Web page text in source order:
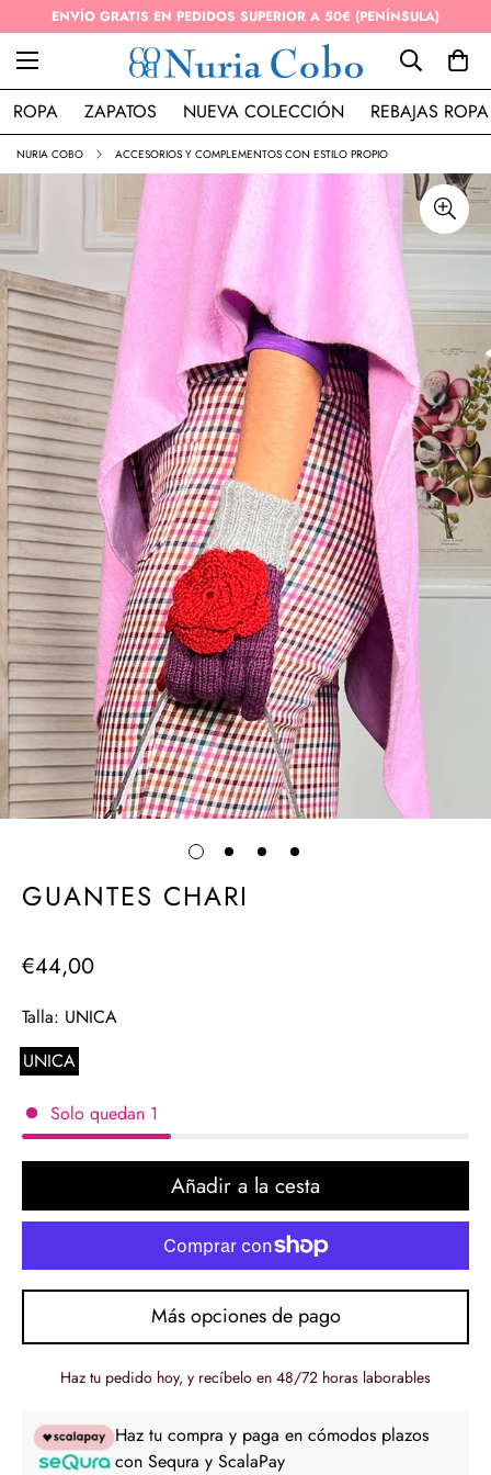
ENVÍO GRATIS EN PEDIDOS SUPERIOR A 50€ (PENÍNSULA)
ROPA ZAPATOS NUEVA COLECCIÓN REBAJAS ROPA
NURIA COBO ACCESORIOS Y COMPLEMENTOS CON ESTILO PROPIO
GUANTES CHARI
Precio
€44,00
Talla: UNICA
UNICA
Solo quedan 1
Añadir a la cesta
Más opciones de pago
Haz tu pedido hoy, y recíbelo en 48/72 horas laborables
Haz tu compra y paga en cómodos plazos
con Sequra y ScalaPay